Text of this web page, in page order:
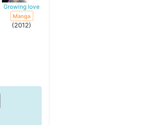
Growing love
Manga
(2012)